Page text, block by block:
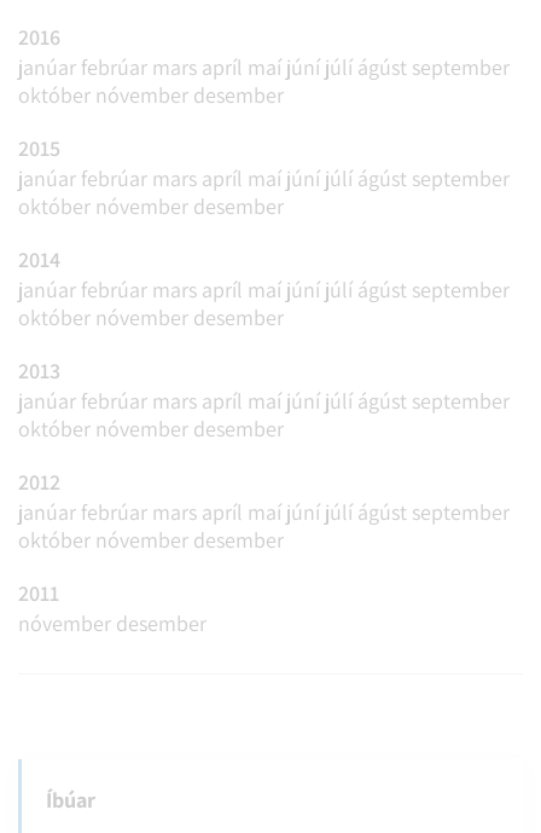
2016
janúar febrúar mars apríl maí júní júlí ágúst september
október nóvember desember
2015
janúar febrúar mars apríl maí júní júlí ágúst september
október nóvember desember
2014
janúar febrúar mars apríl maí júní júlí ágúst september
október nóvember desember
2013
janúar febrúar mars apríl maí júní júlí ágúst september
október nóvember desember
2012
janúar febrúar mars apríl maí júní júlí ágúst september
október nóvember desember
2011
nóvember desember
Íbúar